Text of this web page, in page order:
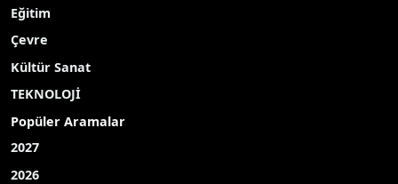
Eğitim
Çevre
Kültür Sanat
TEKNOLOJİ
Popüler Aramalar
2027
2026